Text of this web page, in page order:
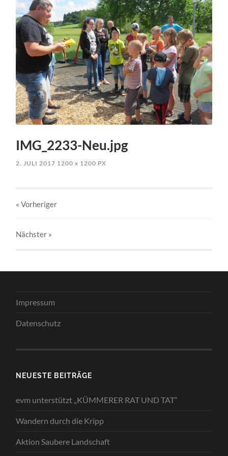
IMG_2233-Neu.jpg
2. JULI 2017 1200x 1200 PX
« Vorheriger
Nächster »
Impressum
Datenschutz
NEUESTE BEITRÄGE
evm unterstützt „KÜMMERER RAT UND TAT“
Wandern durch die Kripp
Aktion Saubere Landschaft